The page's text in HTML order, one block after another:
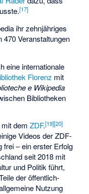
[17]
ihr zehnjähriges
Veranstaltungen
eine internationale
Florenz mit
e Wikipedia
Bibliotheken
mit demZDF.[19][20]
Videos der ZDF-
frei – ein erster Erfolg
seit 2018 mit
und Politik führt,
der öffentlich-
Nutzung